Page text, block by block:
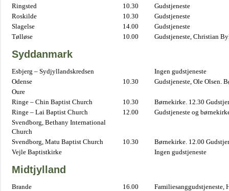
Ringsted 10.30
Gudstjeneste
Roskilde
10.30
Gudstjeneste
Slagelse
14.00
Gudstjeneste
Tølløse
10.00 Gudstjeneste, Christian
Syddanmark
Esbjerg – Sydjyllandskredsen
Ingen gudstjeneste
Odense
10.30
Gudstjeneste, Ole Olsen.
Oure
Ringe – Chin Baptist Church
10.30
Børnekirke. 12.30
Ringe – Lai Baptist Church
12.00
Gudstjeneste og
Svendborg, Bethany International
Church
Svendborg, Matu Baptist Church
10.30
Børnekirke. 12.00
Vejle Baptistkirke
Ingen gudstjeneste
Midtjylland
Brande 16.00
Familiesanggudstjeneste,